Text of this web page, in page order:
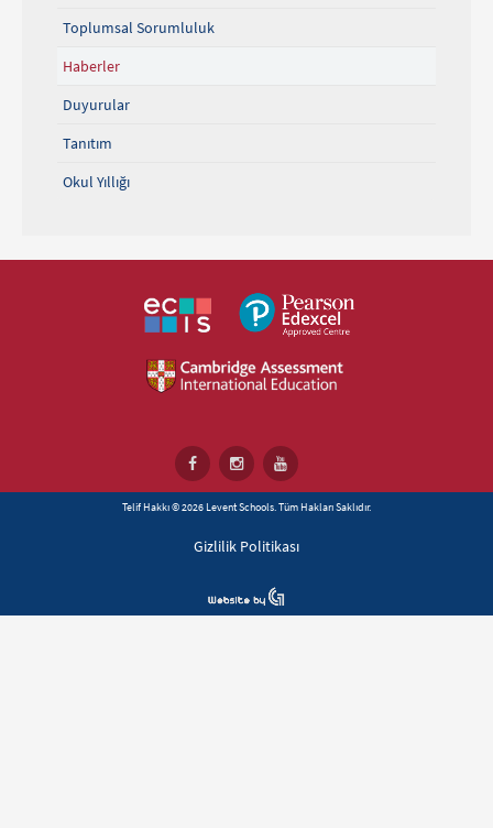
Toplumsal Sorumluluk
Haberler
Duyurular
Tanıtım
Okul Yıllığı
Telif Hakkı © 2026 Levent Schools. Tüm Hakları Saklıdır.
Gizlilik Politikası